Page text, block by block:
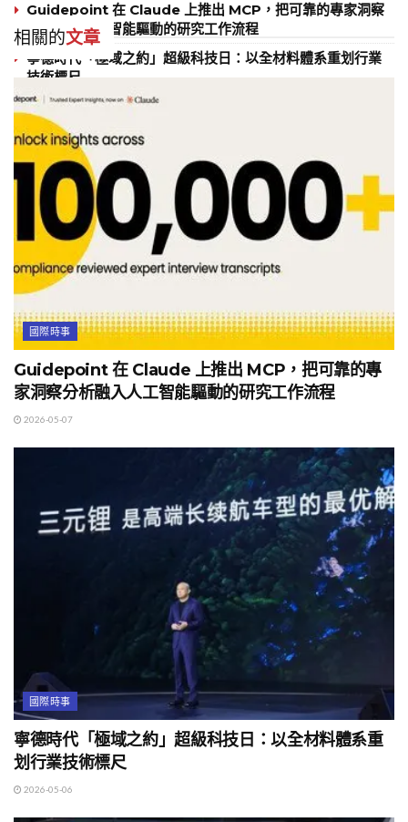
Guidepoint 在 Claude 上推出 MCP，把可靠的專家洞察
分析融入人工智能驅動的研究工作流程
寧德時代「極域之約」超級科技日：以全材料體系重划行業
技術標尺
阿布扎比證券交易所歡迎摩根士丹利成為首家國際投資銀行
遠端交易會員，擴大全球投資者進入阿布扎比資本市場的渠
道
相關的文章
國際時事
Guidepoint 在 Claude 上推出 MCP，把可靠的專
家洞察分析融入人工智能驅動的研究工作流程
2026-05-07
國際時事
寧德時代「極域之約」超級科技日：以全材料體系重
划行業技術標尺
2026-05-06